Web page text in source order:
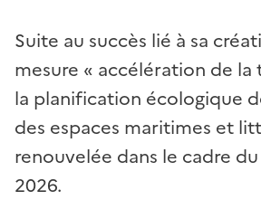
Suite au succès lié à sa
mesure « accélération de
la planification écologique
des espaces maritimes et
renouvelée dans le cadre
2026.